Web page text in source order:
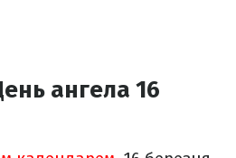
ангела 16